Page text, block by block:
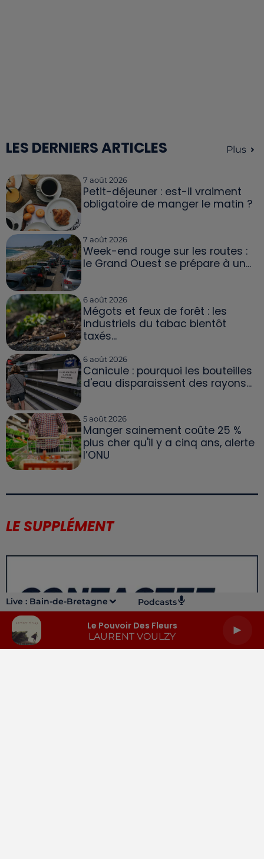
Live : Bain-de-Bretagne Podcasts
Le Pouvoir Des Fleurs
LAURENT VOULZY
LES DERNIERS ARTICLES Plus
7 août 2026
Petit-déjeuner : est-il vraiment
obligatoire de manger le matin ?
7 août 2026
Week-end rouge sur les routes :
le Grand Ouest se prépare à un...
6 août 2026
Mégots et feux de forêt : les
industriels du tabac bientôt
taxés...
6 août 2026
Canicule : pourquoi les bouteilles
d'eau disparaissent des rayons...
5 août 2026
Manger sainement coûte 25 %
plus cher qu'il y a cinq ans, alerte
l’ONU
LE SUPPLÉMENT